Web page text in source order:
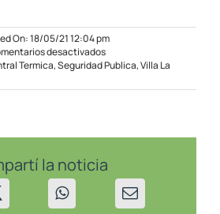
On: 18/05/21 12:04 pm
desactivadosen
Continúa
operativo
Termica,Seguridad Publica,Villa La
la noticia